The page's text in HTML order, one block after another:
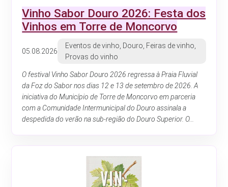
Vinho Sabor Douro 2026: Festa dos
Vinhos em Torre de Moncorvo
05.08.2026
Eventos de vinho, Douro, Feiras de vinho,
Provas do vinho
O festival Vinho Sabor Douro 2026 regressa à Praia Fluvial
da Foz do Sabor nos dias 12 e 13 de setembro de 2026. A
iniciativa do Município de Torre de Moncorvo em parceria
com a Comunidade Intermunicipal do Douro assinala a
despedida do verão na sub-região do Douro Superior. O...